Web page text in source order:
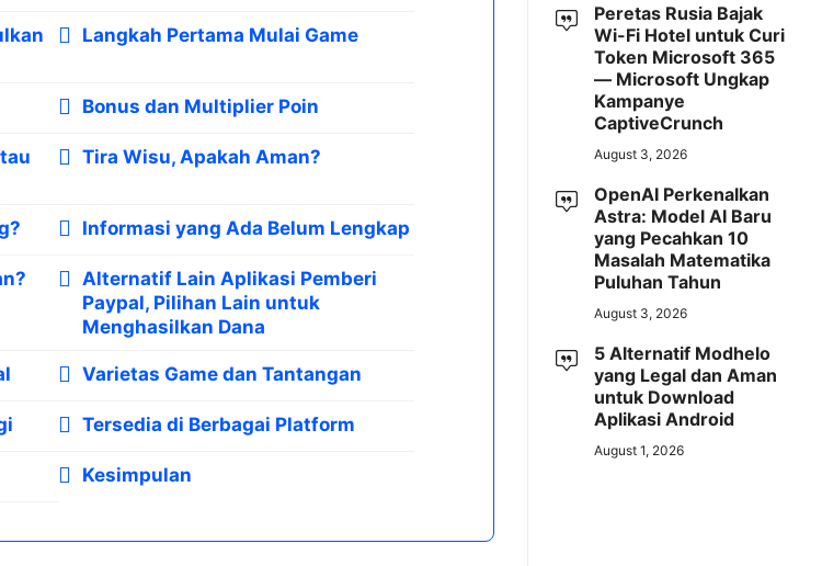
Langkah Pertama Mulai Game
Bonus dan Multiplier Poin
Tira Wisu, Apakah Aman?
Informasi yang Ada Belum Lengkap
Alternatif Lain Aplikasi Pemberi
Paypal, Pilihan Lain untuk
Menghasilkan Dana
Varietas Game dan Tantangan
Tersedia di Berbagai Platform
Kesimpulan
Peretas Rusia Bajak
Wi-Fi Hotel untuk Curi
Token Microsoft 365
— Microsoft Ungkap
Kampanye
CaptiveCrunch
August 3, 2026
OpenAI Perkenalkan
Astra: Model AI Baru
yang Pecahkan 10
Masalah Matematika
Puluhan Tahun
August 3, 2026
5 Alternatif Modhelo
yang Legal dan Aman
untuk Download
Aplikasi Android
August 1, 2026